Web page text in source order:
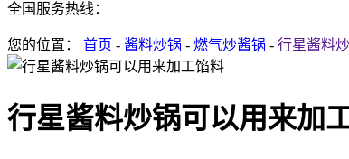
全国服务热线：
您的位置： 首页 - 酱料炒锅 - 燃气炒酱锅 - 行星酱料
行星酱料炒锅可以用来加